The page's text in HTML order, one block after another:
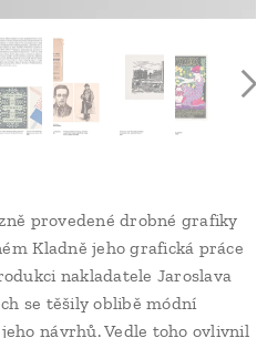
provedené drobné grafiky
Kladně jeho grafická práce
nakladatele Jaroslava
se těšily oblibě módní
návrhů. Vedle toho ovlivnil